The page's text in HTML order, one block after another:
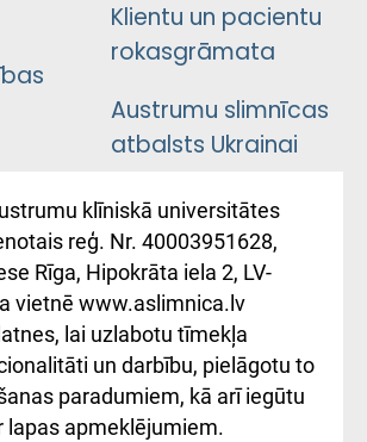
nokļūt
Klientu un pacientu
rokasgrāmata
Austrumu slimnīcas
atbalsts Ukrainai
Підтримка Східної
лікарні та співпраця з
Україною
klīniskā universitātes
reģ. Nr. 40003951628,
Rīga, Hipokrāta iela 2, LV-
vietnē www.aslimnica.lv
lai uzlabotu tīmekļa
un darbību, pielāgotu to
paradumiem, kā arī iegūtu
lapas apmeklējumiem.